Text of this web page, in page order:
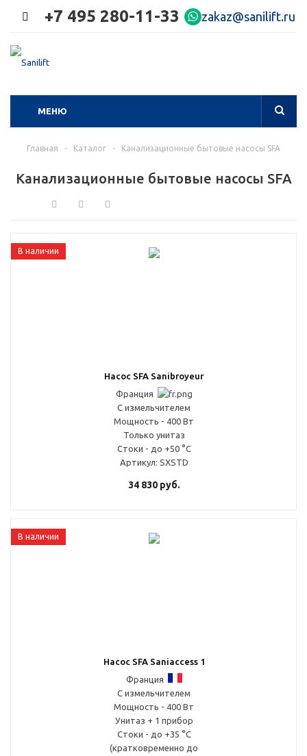
+7 495 280-11-33 zakaz@sanilift.ru
МЕНЮ
Главная - Каталог - Канализационные бытовые насосы SFA
Канализационные бытовые насосы SFA
В наличии
Насос SFA Sanibroyeur
Франция
С измельчителем
Мощность - 400 Вт
Только унитаз
Стоки - до +50 °С
Артикул: SXSTD
34 830руб.
В наличии
Насос SFA Saniaccess 1
Франция
С измельчителем
Мощность - 400 Вт
Унитаз + 1 прибор
Стоки - до +35 °С
(кратковременно до